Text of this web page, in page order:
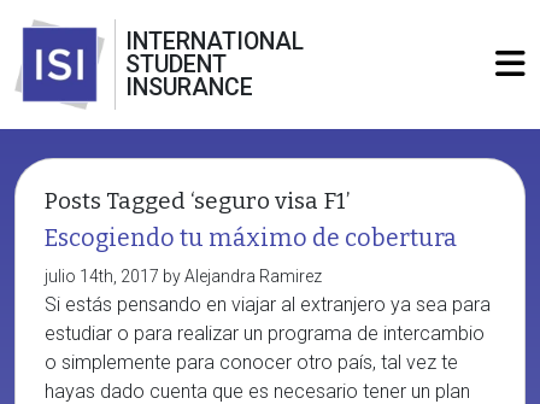
INTERNATIONAL
STUDENT
INSURANCE
Posts Tagged ‘seguro visa F1’
Escogiendo tu máximo de cobertura
julio 14th, 2017 by Alejandra Ramirez
Si estás pensando en viajar al extranjero ya sea para
estudiar o para realizar un programa de intercambio
o simplemente para conocer otro país, tal vez te
hayas dado cuenta que es necesario tener un plan